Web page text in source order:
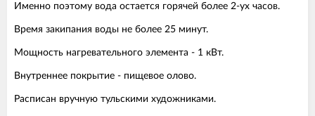
Именно поэтому вода остается горячей более 2-ух часов.
Время закипания воды не более 25 минут.
Мощность нагревательного элемента - 1 кВт.
Внутреннее покрытие - пищевое олово.
Расписан вручную тульскими художниками.